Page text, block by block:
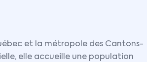
et la métropole des Cantons-
elle accueille une population